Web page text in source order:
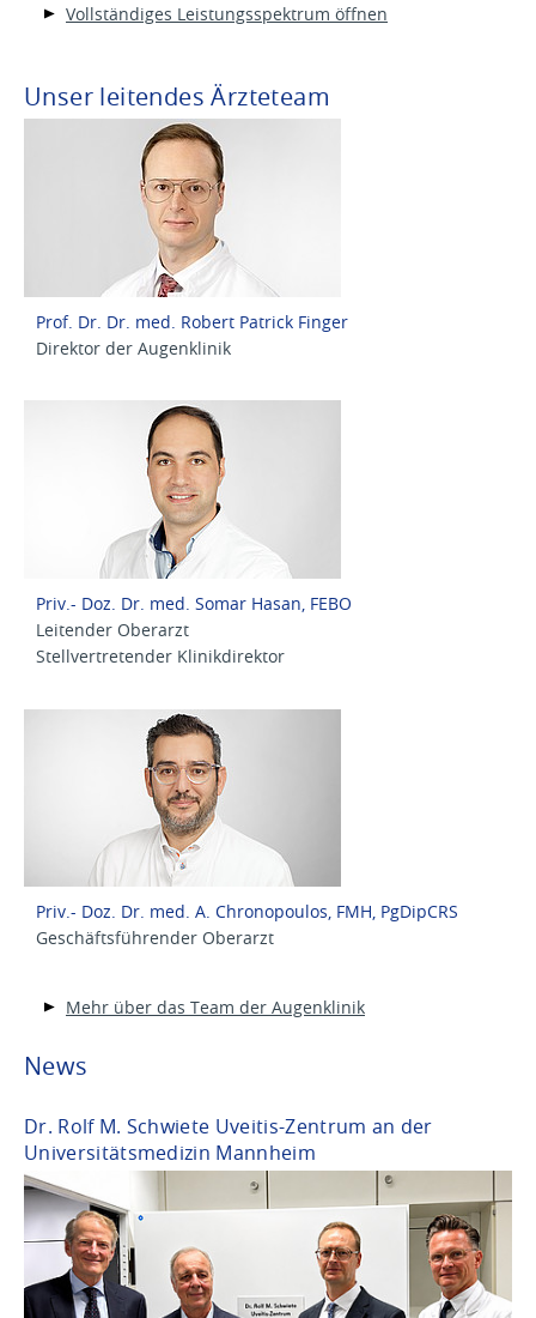
Vollständiges Leistungsspektrum öffnen
Unser leitendes Ärzteteam
Prof. Dr. Dr. med. Robert Patrick Finger
Direktor der Augenklinik
Priv.- Doz. Dr. med. Somar Hasan, FEBO
Leitender Oberarzt
Stellvertretender Klinikdirektor
Priv.- Doz. Dr. med. A. Chronopoulos, FMH, PgDipCRS
Geschäftsführender Oberarzt
Mehr über das Team der Augenklinik
News
Dr. Rolf M. Schwiete Uveitis-Zentrum an der
Universitätsmedizin Mannheim